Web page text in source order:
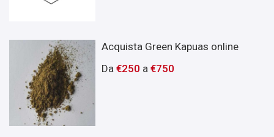
Acquista Green Kapuas online
Da€250 a€750